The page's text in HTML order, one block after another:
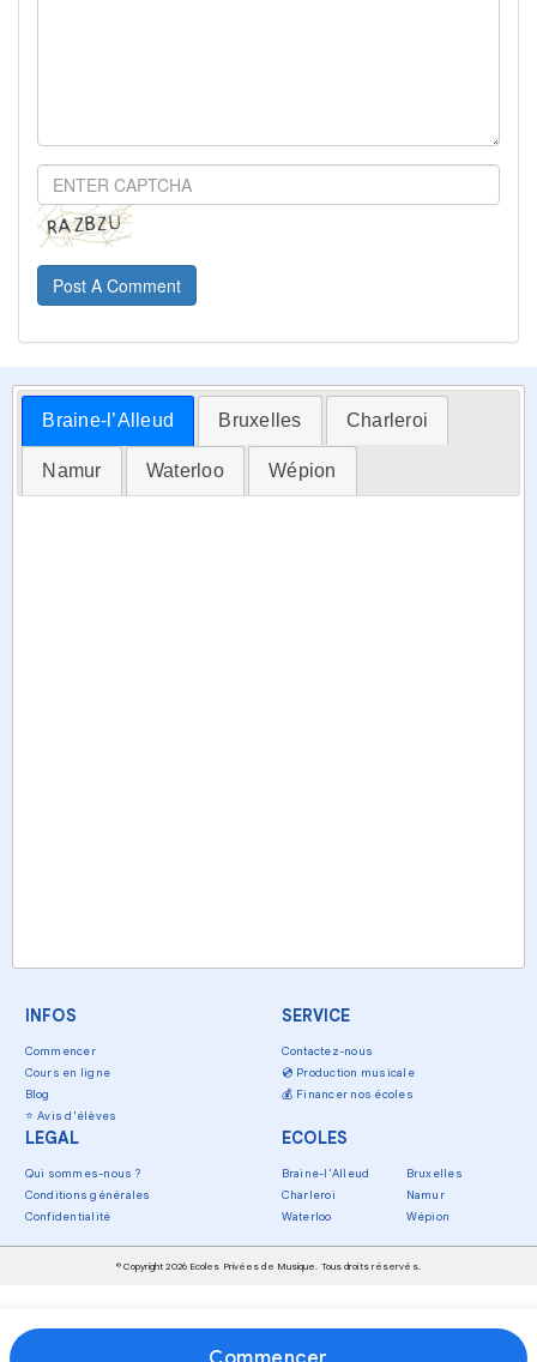
Post A Comment
Braine-l’Alleud Bruxelles Charleroi
Namur Waterloo Wépion
INFOS
Commencer
Cours en ligne
Blog
⭐ Avis d'élèves
SERVICE
Contactez-nous
💿 Production musicale
💰 Financer nos écoles
LEGAL
Qui sommes-nous ?
Conditions générales
Confidentialité
ECOLES
Braine-l'Alleud
Bruxelles
Charleroi
Namur
Waterloo
Wépion
© Copyright 2026 Ecoles Privées de Musique. Tous droits réservés.